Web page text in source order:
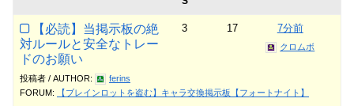
【必読】当掲示板の絶
対ルールと安全なトレー
ドのお願い
投稿者 / AUTHOR:
ferins
FORUM:
【ブレインロットを盗む】キャラ交換掲示板【フォートナイト】
3 17 7分前
クロムボ